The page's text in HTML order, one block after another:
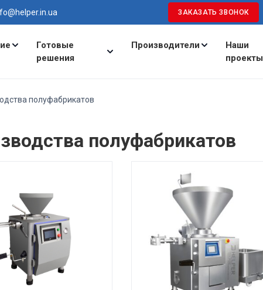
ЗАКАЗАТЬ ЗВОНОК
Готовые
решения
Производители
Наши
проекты
полуфабрикатов
полуфабрикатов